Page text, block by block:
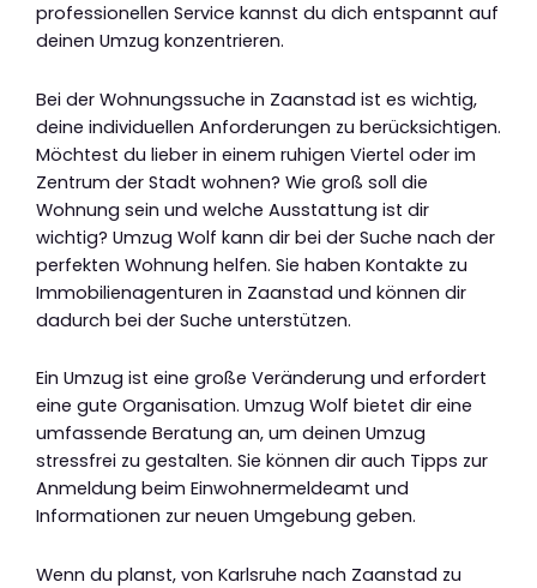
professionellen Service kannst du dich entspannt auf
deinen Umzug konzentrieren.
Bei der Wohnungssuche in Zaanstad ist es wichtig,
deine individuellen Anforderungen zu berücksichtigen.
Möchtest du lieber in einem ruhigen Viertel oder im
Zentrum der Stadt wohnen? Wie groß soll die
Wohnung sein und welche Ausstattung ist dir
wichtig? Umzug Wolf kann dir bei der Suche nach der
perfekten Wohnung helfen. Sie haben Kontakte zu
Immobilienagenturen in Zaanstad und können dir
dadurch bei der Suche unterstützen.
Ein Umzug ist eine große Veränderung und erfordert
eine gute Organisation. Umzug Wolf bietet dir eine
umfassende Beratung an, um deinen Umzug
stressfrei zu gestalten. Sie können dir auch Tipps zur
Anmeldung beim Einwohnermeldeamt und
Informationen zur neuen Umgebung geben.
Wenn du planst, von Karlsruhe nach Zaanstad zu